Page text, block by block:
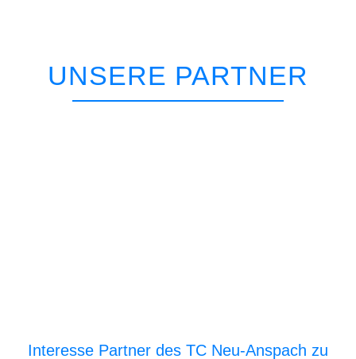
UNSERE PARTNER
Interesse Partner des TC Neu-Anspach zu